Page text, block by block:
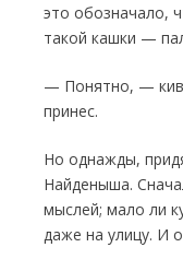
это обозначало,
такой кашки —
— Понятно, —
принес.
Но однажды,
Найденыша.
мыслей; мало ли
даже на улицу. И